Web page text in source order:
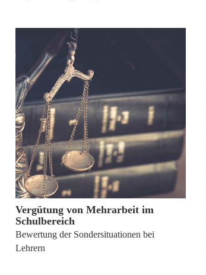
19. Februar 2018
Vergütung von Mehrarbeit im
Schulbereich
Bewertung der Sondersituationen bei
Lehrern